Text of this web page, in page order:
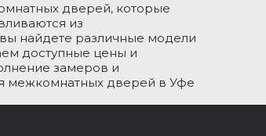
дверей, которые
из
найдете различные модели
доступные цены и
замеров и
межкомнатных дверей в Уфе